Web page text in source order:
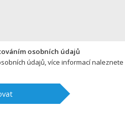
osobních údajů
údajů, více informací naleznete